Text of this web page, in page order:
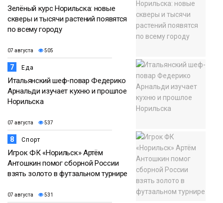
Зелёный курс Норильска: новые
скверы и тысячи растений появятся
по всему городу
07 августа 505
7 Еда
Итальянский шеф-повар Федерико
Арнальди изучает кухню и прошлое
Норильска
07 августа 537
8 Спорт
Игрок ФК «Норильск» Артём
Антошкин помог сборной России
взять золото в футзальном турнире
07 августа 531